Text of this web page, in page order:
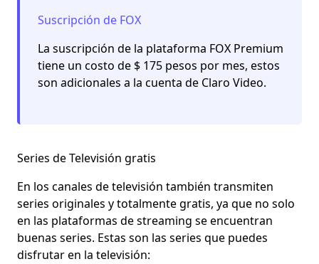
Suscripción de FOX
La suscripción de la plataforma FOX Premium
tiene un costo de $ 175 pesos por mes, estos
son adicionales a la cuenta de Claro Video.
Series de Televisión gratis
En los canales de televisión también transmiten
series originales y totalmente gratis, ya que no solo
en las plataformas de streaming se encuentran
buenas series. Estas son las series que puedes
disfrutar en la televisión: